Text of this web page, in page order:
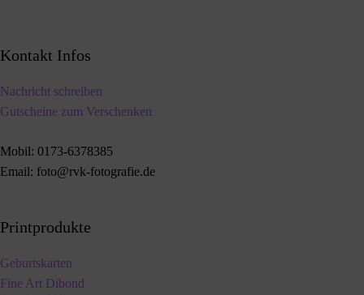
Kontakt Infos
Nachricht schreiben
Gutscheine zum Verschenken
Mobil: 0173-6378385
Email: foto@rvk-fotografie.de
Printprodukte
Geburtskarten
Fine Art Dibond